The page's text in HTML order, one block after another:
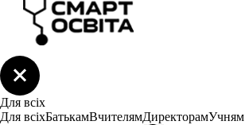
Для всіх
Для всіхБатькамВчителямДиректорамУчням